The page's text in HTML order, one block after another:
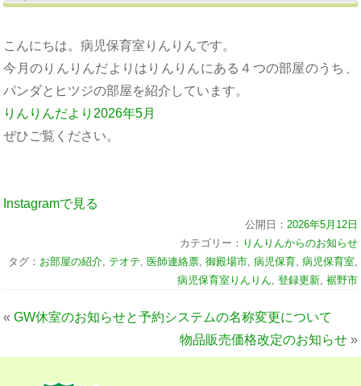
こんにちは。病児保育室りんりんです。
今月のりんりんだよりはりんりんにある４つの部屋のうち、
パンダとヒツジの部屋を紹介しています。
りんりんだより2026年5月
ぜひご覧ください。
Instagramで見る
公開日： 2026年5月12日
カテゴリー： りんりんからのお知らせ
タグ： お部屋の紹介, テオテ, 医師連絡票, 御殿場市, 病児保育, 病児保育室,
病児保育室りんりん, 登録更新, 裾野市
«GW休室のお知らせと予約システムの名称変更について
物品販売価格改定のお知らせ»